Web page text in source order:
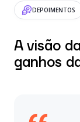
DEPOIMENTOS
A visão
ganhos